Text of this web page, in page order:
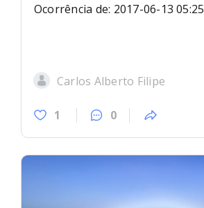
Ocorrência de: 2017-06-13 05:25
Carlos Alberto Filipe
1 0